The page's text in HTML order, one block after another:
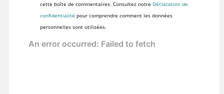
cette boîte de commentaires. Consultez notre Déclaration de
confidentialité pour comprendre comment les données
personnelles sont utilisées.